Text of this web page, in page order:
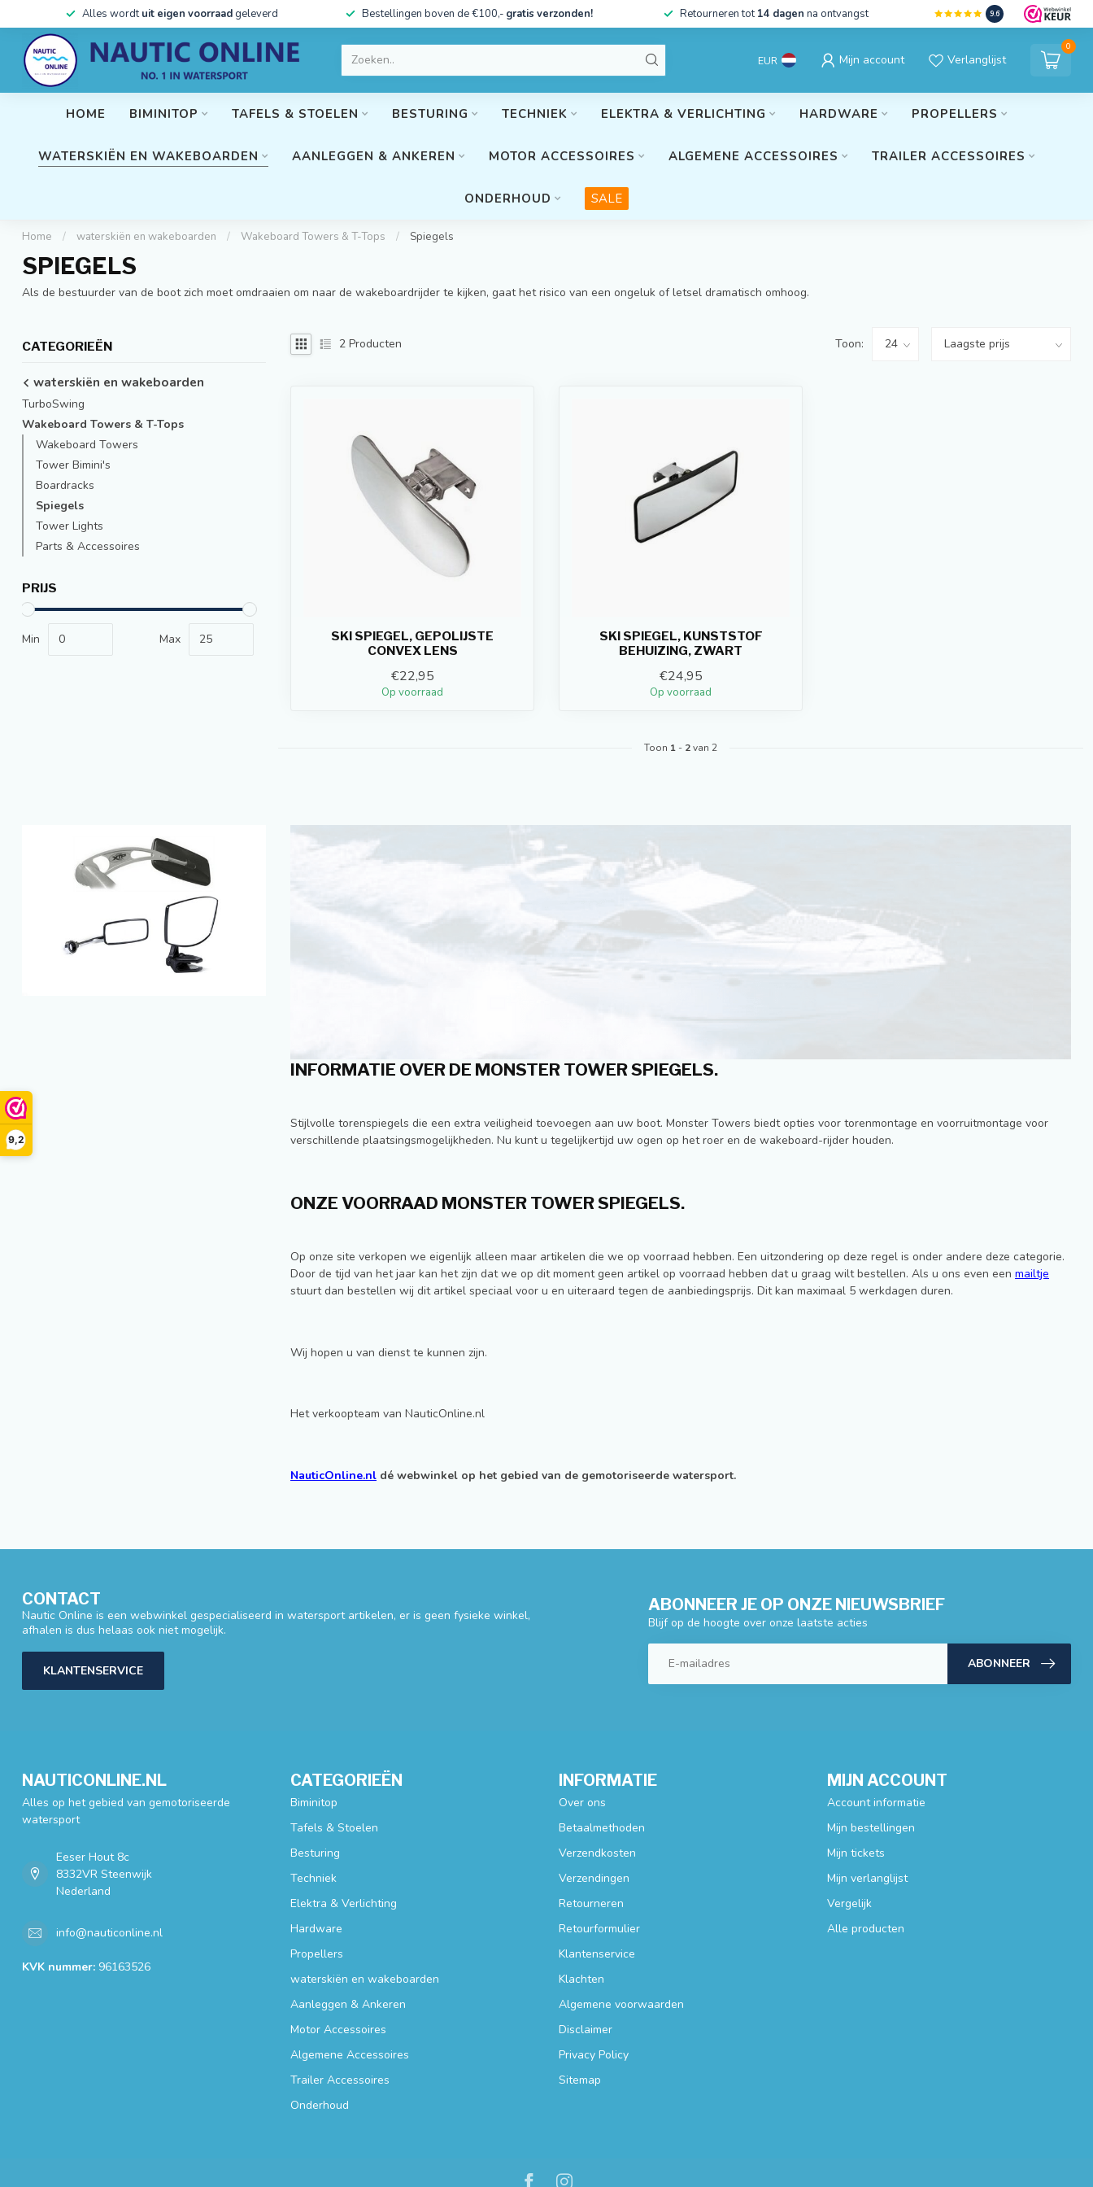
9,2
Alles wordtuit eigen voorraad geleverd Bestellingen boven de €100,- gratis verzonden! Retourneren tot14 dagen na ontvangst 9.6
EUR Mijn account Verlanglijst
0
HOME BIMINITOP TAFELS & STOELEN BESTURING TECHNIEK ELEKTRA & VERLICHTING HARDWARE PROPELLERS
WATERSKIËN EN WAKEBOARDEN AANLEGGEN & ANKEREN MOTOR ACCESSOIRES ALGEMENE ACCESSOIRES TRAILER ACCESSOIRES
ONDERHOUD SALE
Home / waterskiën en wakeboarden / Wakeboard Towers & T-Tops / Spiegels
SPIEGELS
Als de bestuurder van de boot zich moet omdraaien om naar de wakeboardrijder te kijken, gaat het risico van een ongeluk of letsel dramatisch omhoog.
CATEGORIEËN
waterskiën en wakeboarden
TurboSwing
Wakeboard Towers & T-Tops
Wakeboard Towers
Tower Bimini's
Boardracks
Spiegels
Tower Lights
Parts & Accessoires
PRIJS
Min Max
2 Producten Toon:
SKI SPIEGEL, GEPOLIJSTE
CONVEX LENS
€22,95
Op voorraad
SKI SPIEGEL, KUNSTSTOF
BEHUIZING, ZWART
€24,95
Op voorraad
Toon 1 - 2van 2
INFORMATIE OVER DE MONSTER TOWER SPIEGELS.
Stijlvolle torenspiegels die een extra veiligheid toevoegen aan uw boot. Monster Towers biedt opties voor torenmontage en voorruitmontage voor
verschillende plaatsingsmogelijkheden. Nu kunt u tegelijkertijd uw ogen op het roer en de wakeboard-rijder houden.
ONZE VOORRAAD MONSTER TOWER SPIEGELS.
Op onze site verkopen we eigenlijk alleen maar artikelen die we op voorraad hebben. Een uitzondering op deze regel is onder andere deze categorie.
Door de tijd van het jaar kan het zijn dat we op dit moment geen artikel op voorraad hebben dat u graag wilt bestellen. Als u ons even een mailtje
stuurt dan bestellen wij dit artikel speciaal voor u en uiteraard tegen de aanbiedingsprijs. Dit kan maximaal 5 werkdagen duren.
Wij hopen u van dienst te kunnen zijn.
Het verkoopteam van NauticOnline.nl
NauticOnline.nl dé webwinkel op het gebied van de gemotoriseerde watersport.
CONTACT
Nautic Online is een webwinkel gespecialiseerd in watersport artikelen, er is geen fysieke winkel,
afhalen is dus helaas ook niet mogelijk.
KLANTENSERVICE
ABONNEER JE OP ONZE NIEUWSBRIEF
Blijf op de hoogte over onze laatste acties
ABONNEER
NAUTICONLINE.NL
Alles op het gebied van gemotoriseerde
watersport
Eeser Hout 8c
8332VR Steenwijk
Nederland
info@nauticonline.nl
KVK nummer: 96163526
CATEGORIEËN
Biminitop
Tafels & Stoelen
Besturing
Techniek
Elektra & Verlichting
Hardware
Propellers
waterskiën en wakeboarden
Aanleggen & Ankeren
Motor Accessoires
Algemene Accessoires
Trailer Accessoires
Onderhoud
INFORMATIE
Over ons
Betaalmethoden
Verzendkosten
Verzendingen
Retourneren
Retourformulier
Klantenservice
Klachten
Algemene voorwaarden
Disclaimer
Privacy Policy
Sitemap
MIJN ACCOUNT
Account informatie
Mijn bestellingen
Mijn tickets
Mijn verlanglijst
Vergelijk
Alle producten